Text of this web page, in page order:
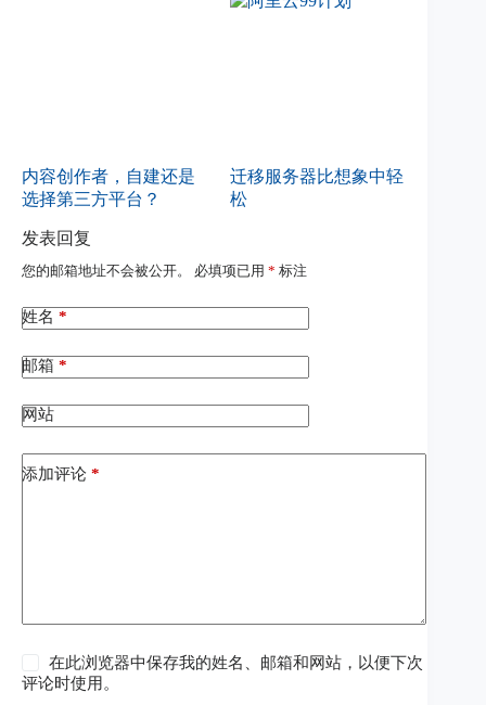
内容创作者，自建还是
选择第三方平台？
迁移服务器比想象中轻
松
发表回复
您的邮箱地址不会被公开。 必填项已用 * 标注
姓名 *
邮箱 *
网站
添加评论 *
在此浏览器中保存我的姓名、邮箱和网站，以便下次
评论时使用。